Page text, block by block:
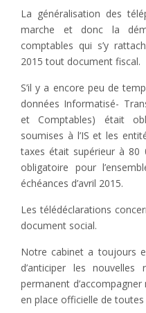
La généralisation des
marche et donc la
comptables qui s’y
2015 tout document fiscal.
S’il y a encore peu de
données Informatisé-
et Comptables) était
soumises à l’IS et les
taxes était supérieur à 80
obligatoire pour
échéances d’avril 2015.
Les télédéclarations
document social.
Notre cabinet a toujours
d’anticiper les
permanent
en place officielle de